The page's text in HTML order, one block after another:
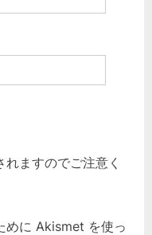
ますのでご注意く
めに Akismet を使っ